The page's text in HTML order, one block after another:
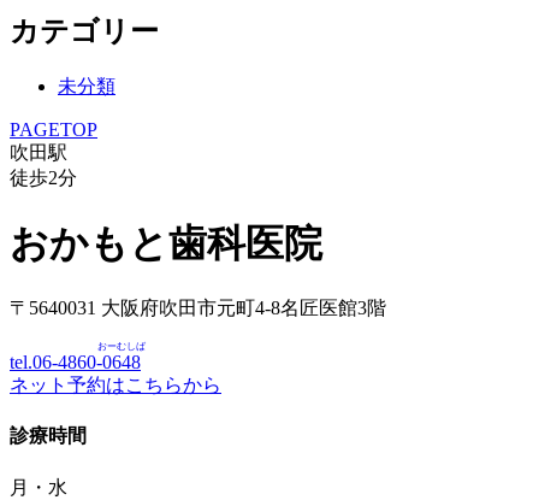
カテゴリー
未分類
PAGETOP
吹田駅
徒歩2分
おかもと歯科医院
〒5640031 大阪府吹田市元町4-8名匠医館3階
tel.06-4860-0648
おーむしば
ネット予約はこちらから
診療時間
月・水